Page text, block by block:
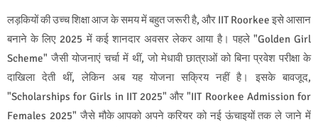
लड़कियों की उच्च शिक्षा आज के समय में बहुत जरूरी है, और IIT Roorkee इसे आसान
बनाने के लिए 2025 में कई शानदार अवसर लेकर आया है। पहले "Golden Girl
Scheme" जैसी योजनाएं चर्चा में थीं, जो मेधावी छात्राओं को बिना प्रवेश परीक्षा के
दाखिला देती थीं, लेकिन अब यह योजना सक्रिय नहीं है। इसके बावजूद,
"Scholarships for Girls in IIT 2025" और "IIT Roorkee Admission for
Females 2025" जैसे मौके आपको अपने करियर को नई ऊंचाइयों तक ले जाने में